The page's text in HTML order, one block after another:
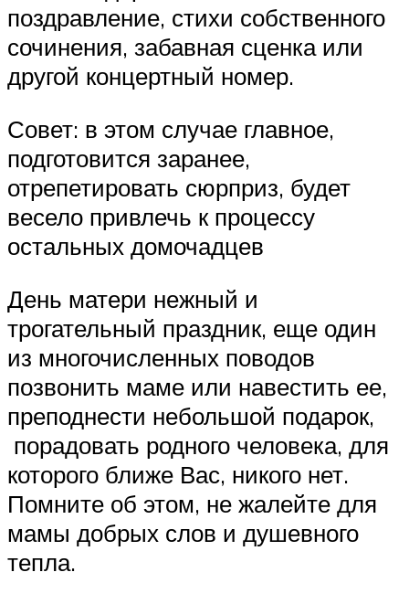
поздравление, стихи собственного
сочинения, забавная сценка или
другой концертный номер.
Совет: в этом случае главное,
подготовится заранее,
отрепетировать сюрприз, будет
весело привлечь к процессу
остальных домочадцев
День матери нежный и
трогательный праздник, еще один
из многочисленных поводов
позвонить маме или навестить ее,
преподнести небольшой подарок,
порадовать родного человека, для
которого ближе Вас, никого нет.
Помните об этом, не жалейте для
мамы добрых слов и душевного
тепла.